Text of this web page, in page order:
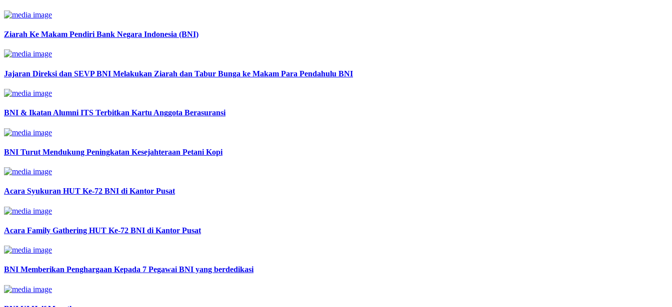
Ziarah Ke Makam Pendiri Bank Negara Indonesia (BNI)
Jajaran Direksi dan SEVP BNI Melakukan Ziarah dan Tabur Bunga ke Makam Para Pendahulu BNI
BNI & Ikatan Alumni ITS Terbitkan Kartu Anggota Berasuransi
BNI Turut Mendukung Peningkatan Kesejahteraan Petani Kopi
Acara Syukuran HUT Ke-72 BNI di Kantor Pusat
Acara Family Gathering HUT Ke-72 BNI di Kantor Pusat
BNI Memberikan Penghargaan Kepada 7 Pegawai BNI yang berdedikasi